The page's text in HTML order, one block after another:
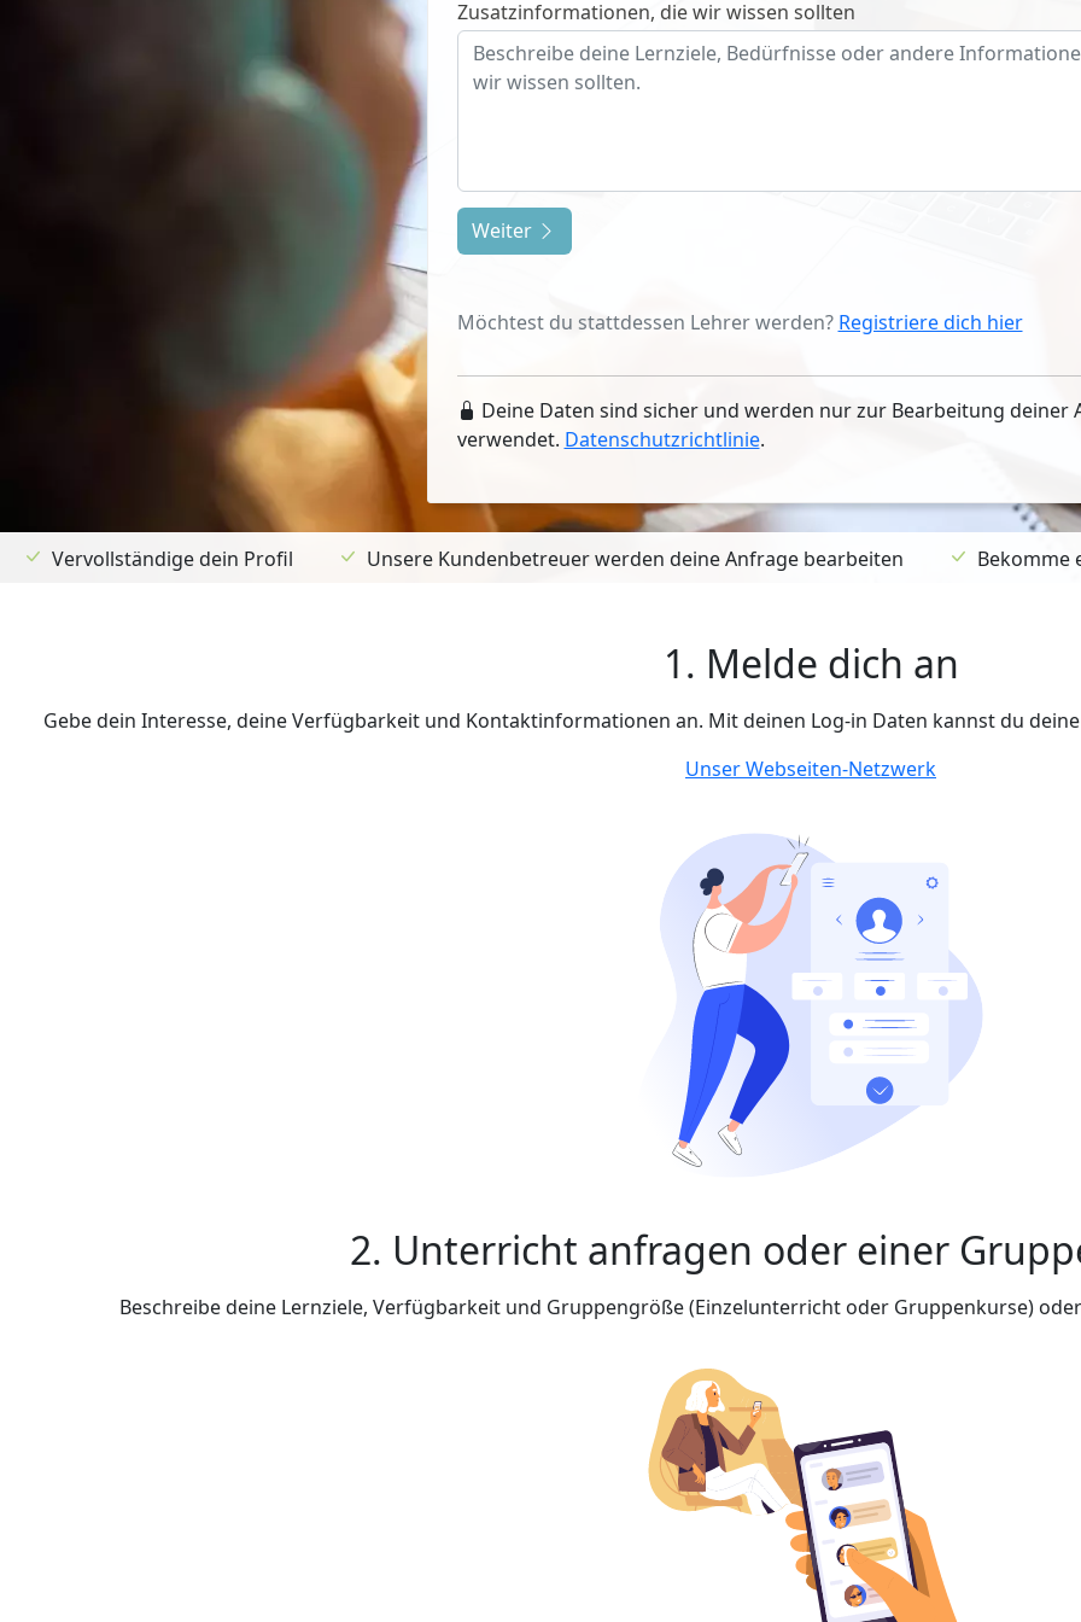
Zusatzinformationen, die wir wissen sollten
Weiter
Möchtest du stattdessen Lehrer werden? Registriere dich hier
Deine Daten sind sicher und werden nur zur Bearbeitung deiner
verwendet. Datenschutzrichtlinie.
Vervollständige dein Profil Unsere Kundenbetreuer werden deine Anfrage bearbeiten Bekomme
1. Melde dich an
Gebe dein Interesse, deine Verfügbarkeit und Kontaktinformationen an. Mit deinen Log-in Daten kannst du
Unser Webseiten-Netzwerk
2. Unterricht anfragen oder einer
Beschreibe deine Lernziele, Verfügbarkeit und Gruppengröße (Einzelunterricht oder Gruppenkurse)